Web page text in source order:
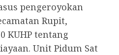
pengeroyokan
Rupit,
KUHP tentang
Unit Pidum Sat